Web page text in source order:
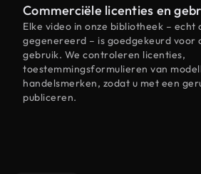
Commerciële licenties en
Elke video in onze bibliotheek – echt
gegenereerd – is goedgekeurd voor
gebruik. We controleren licenties,
toestemmingsformulieren van
handelsmerken, zodat u met een
publiceren.